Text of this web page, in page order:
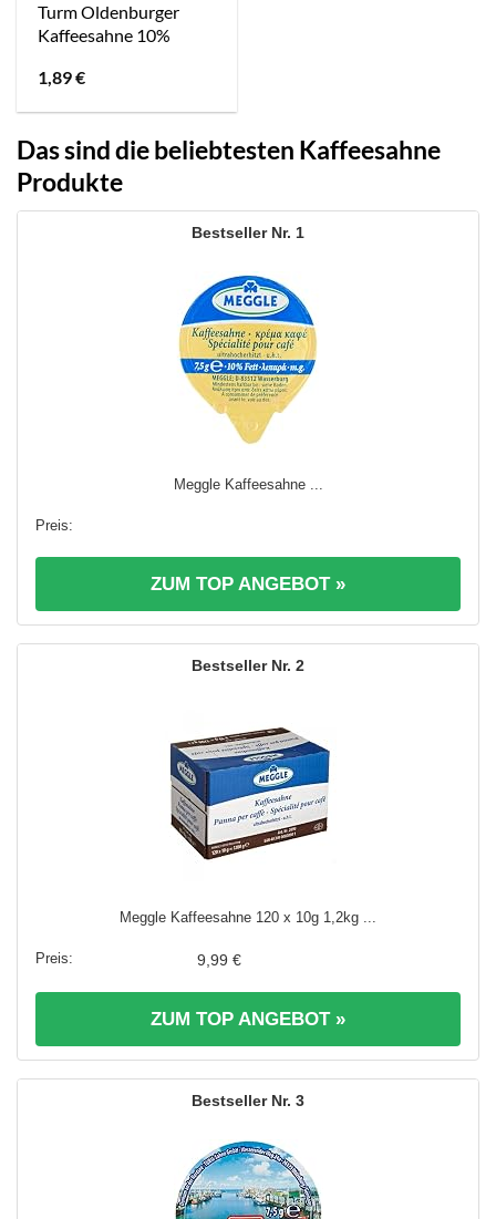
Turm Oldenburger
Kaffeesahne 10%
1,89€
Das sind die beliebtesten Kaffeesahne
Produkte
1
Meggle Kaffeesahne ...
ZUM TOP ANGEBOT »
2
Meggle Kaffeesahne 120 x 10g 1,2kg ...
9,99 €
ZUM TOP ANGEBOT »
3